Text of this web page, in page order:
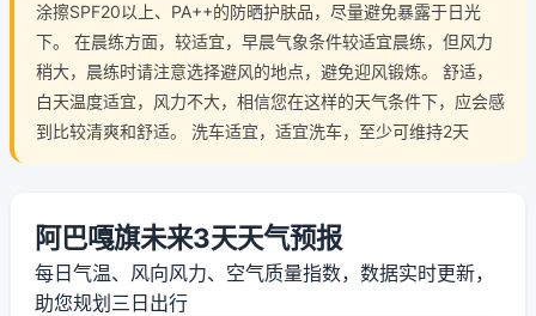
涂擦SPF20以上、PA++的防晒护肤品，尽量避免暴露于日光
下。 在晨练方面，较适宜，早晨气象条件较适宜晨练，但风力
稍大，晨练时请注意选择避风的地点，避免迎风锻炼。 舒适，
白天温度适宜，风力不大，相信您在这样的天气条件下，应会感
到比较清爽和舒适。 洗车适宜，适宜洗车，至少可维持2天
阿巴嘎旗未来3天天气预报
每日气温、风向风力、空气质量指数，数据实时更新，
助您规划三日出行